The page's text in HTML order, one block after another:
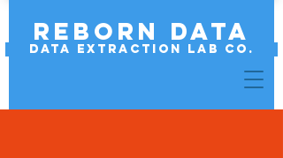
Data Extraction Lab Co.
REBORN DATA